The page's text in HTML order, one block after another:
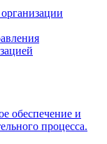
обеспечение и
процесса.